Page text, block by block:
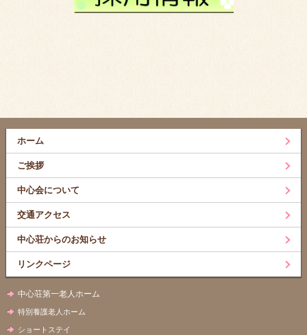
ホーム
ご挨拶
中心会について
交通アクセス
中心荘からのお知らせ
リンクページ
中心荘第一老人ホーム
特別養護老人ホーム
ショートステイ